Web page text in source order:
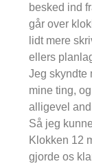
besked ind
går over
lidt mere
ellers
Jeg skyndte
mine ting,
alligevel
Så jeg
Klokken 12
gjorde os